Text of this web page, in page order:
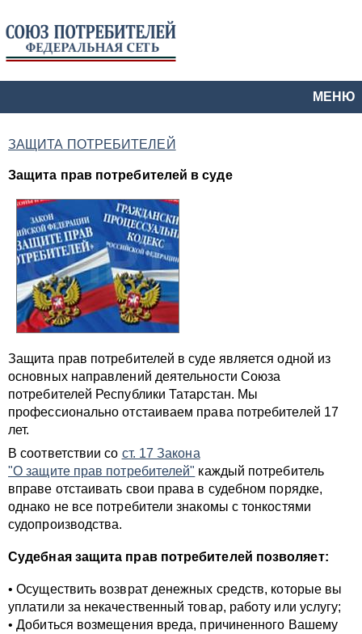
МЕНЮ
ЗАЩИТА ПОТРЕБИТЕЛЕЙ
Защита прав потребителей в суде
Защита прав потребителей в суде является одной из
основных направлений деятельности Союза
потребителей Республики Татарстан. Мы
профессионально отстаиваем права потребителей 17
лет.
В соответствии со ст. 17 Закона
"О защите прав потребителей" каждый потребитель
вправе отстаивать свои права в судебном порядке,
однако не все потребители знакомы с тонкостями
судопроизводства.
Судебная защита прав потребителей позволяет:
• Осуществить возврат денежных средств, которые вы
уплатили за некачественный товар, работу или услугу;
• Добиться возмещения вреда, причиненного Вашему